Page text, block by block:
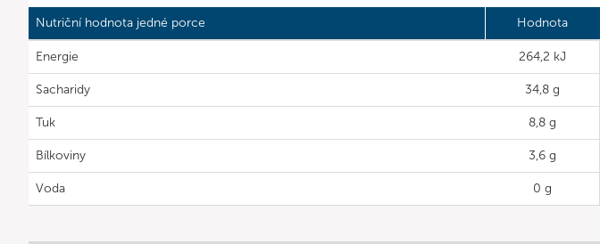
Nutriční hodnota jedné porce Hodnota
Energie 264,2 kJ
Sacharidy 34,8 g
Tuk 8,8 g
Bílkoviny 3,6 g
Voda 0 g